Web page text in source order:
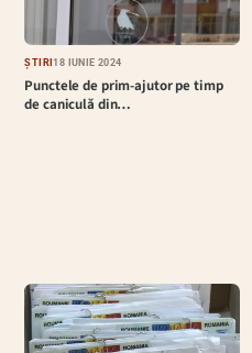
ȘTIRI18 IUNIE 2024
Punctele de prim-ajutor pe timp
de caniculă din…